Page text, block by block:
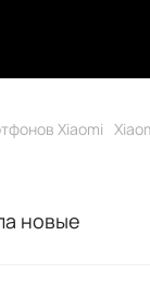
Xiaomi
новые